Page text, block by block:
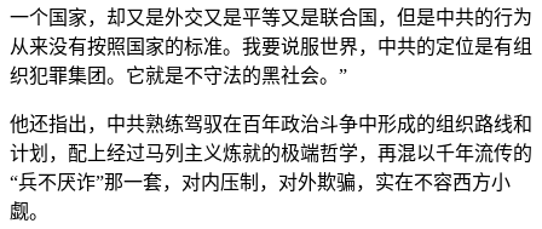
一个国家，却又是外交又是平等又是联合国，但是中共的行为
从来没有按照国家的标准。我要说服世界，中共的定位是有组
织犯罪集团。它就是不守法的黑社会。”
他还指出，中共熟练驾驭在百年政治斗争中形成的组织路线和
计划，配上经过马列主义炼就的极端哲学，再混以千年流传的
“兵不厌诈”那一套，对内压制，对外欺骗，实在不容西方小
觑。